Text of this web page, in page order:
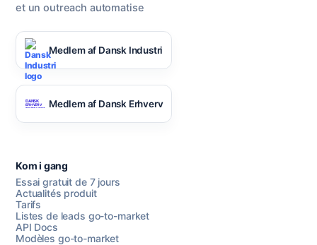
et un outreach automatise
Medlem af Dansk Industri
Medlem af Dansk Erhverv
Kom i gang
Essai gratuit de 7 jours
Actualités produit
Tarifs
Listes de leads go-to-market
API Docs
Modèles go-to-market